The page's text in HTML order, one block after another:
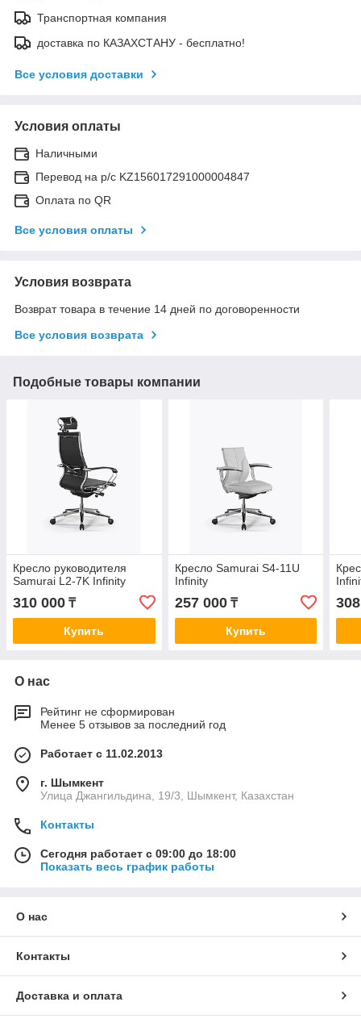
Транспортная компания
доставка по КАЗАХСТАНУ - бесплатно!
Все условия доставки
Условия оплаты
Наличными
Перевод на р/с KZ156017291000004847
Оплата по QR
Все условия оплаты
Условия возврата
Возврат товара в течение 14 дней по договоренности
Все условия возврата
Подобные товары компании
Кресло руководителя
Samurai L2-7K Infinity
310 000 ₸
Купить
Кресло Samurai S4-11U
Infinity
257 000₸
Купить
О нас
Рейтинг не сформирован
Менее 5 отзывов за последний год
Работает с 11.02.2013
г. Шымкент
Улица Джангильдина, 19/3, Шымкент, Казахстан
Контакты
Сегодня работает с 09:00 до 18:00
Показать весь график работы
О нас
Контакты
Доставка и оплата